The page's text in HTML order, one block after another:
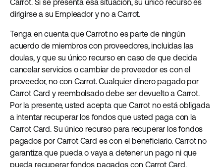
Carrot. Si se presenta esa situación, su único recurso es
dirigirse a su Empleador y no a Carrot.
Tenga en cuenta que Carrot no es parte de ningún
acuerdo de miembros con proveedores, incluidas las
doulas, y que su único recurso en caso de que decida
cancelar servicios o cambiar de proveedor es con el
proveedor, no con Carrot. Cualquier dinero pagado por
Carrot Card y reembolsado debe ser devuelto a Carrot.
Por la presente, usted acepta que Carrot no está obligada
a intentar recuperar los fondos que usted paga con la
Carrot Card. Su único recurso para recuperar los fondos
pagados por Carrot Card es con el beneficiario. Carrot no
garantiza que pueda o vaya a detener un pago ni que
pueda recuperar fondos pagados con Carrot Card.